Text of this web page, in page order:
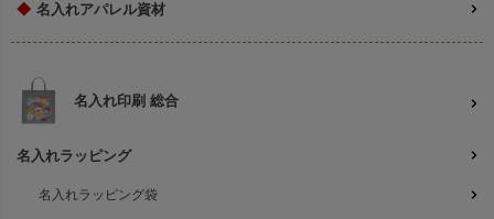
◆ 名入れアパレル資材
名入れ印刷 総合
名入れラッピング
名入れラッピング袋